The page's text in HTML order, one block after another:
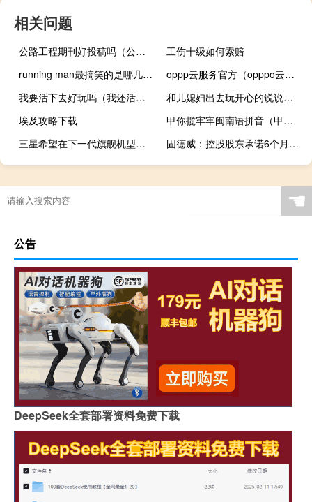
相关问题
公路工程期刊好投稿吗（公路工程是CSCD来源期刊吗）
工伤十级如何索赔
running man最搞笑的是哪几期,求推荐 runningman好看的几期
oppp云服务官方（opppo云服务）
我要活下去好玩吗（我还活着好玩吗）
和儿媳妇出去玩开心的说说（和儿媳妇在一起的快乐的说说）
埃及攻略下载
甲你揽牢牢闽南语拼音（甲你揽牢牢）
三星希望在下一代旗舰机型上使用四边显示屏
固德威：控股股东承诺6个月内不减持直接持有的公司股份
☚
公告
DeepSeek全套部署资料免费下载